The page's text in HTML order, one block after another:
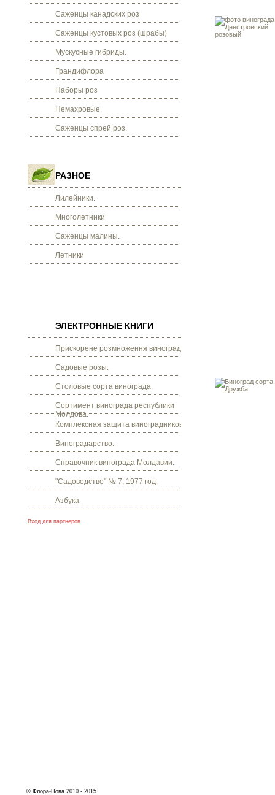
Саженцы канадских роз
Саженцы кустовых роз (шрабы)
Мускусные гибриды.
Грандифлора
Наборы роз
Немахровые
Саженцы спрей роз.
РАЗНОЕ
Лилейники.
Многолетники
Саженцы малины.
Летники
ЭЛЕКТРОННЫЕ КНИГИ
Прискорене розмноження винограду.
Садовые розы.
Столовые сорта винограда.
Сортимент винограда республики
Молдова.
Комплексная защита виноградников.
Виноградарство.
Справочник винограда Молдавии.
"Садоводство" № 7, 1977 год.
Азбука
Вход для партнеров
© Флора-Нова 2010 - 2015